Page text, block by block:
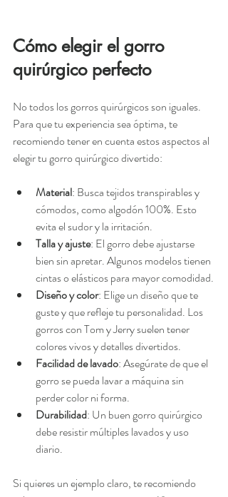
Cómo elegir el gorro
quirúrgico perfecto
No todos los gorros quirúrgicos son iguales.
Para que tu experiencia sea óptima, te
recomiendo tener en cuenta estos aspectos al
elegir tu gorro quirúrgico divertido:
Material: Busca tejidos transpirables y
cómodos, como algodón 100%. Esto
evita el sudor y la irritación.
Talla y ajuste: El gorro debe ajustarse
bien sin apretar. Algunos modelos tienen
cintas o elásticos para mayor comodidad.
Diseño y color: Elige un diseño que te
guste y que refleje tu personalidad. Los
gorros con Tom y Jerry suelen tener
colores vivos y detalles divertidos.
Facilidad de lavado: Asegúrate de que el
gorro se pueda lavar a máquina sin
perder color ni forma.
Durabilidad: Un buen gorro quirúrgico
debe resistir múltiples lavados y uso
diario.
Si quieres un ejemplo claro, te recomiendo